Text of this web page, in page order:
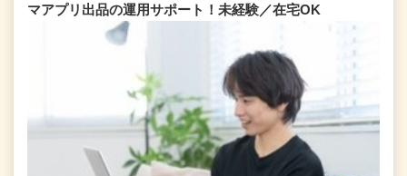
マアプリ出品の運用サポート！未経験／在宅OK